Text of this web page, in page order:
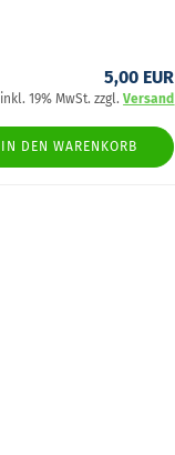
5,00 EUR
inkl. 19% MwSt. zzgl.Versand
IN DEN WARENKORB